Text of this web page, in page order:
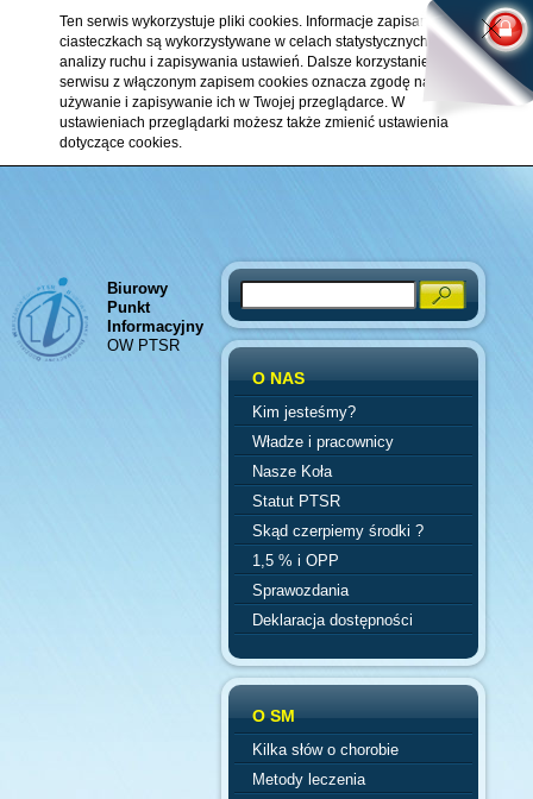
Ten serwis wykorzystuje pliki cookies. Informacje zapisane w
ciasteczkach są wykorzystywane w celach statystycznych,
analizy ruchu i zapisywania ustawień. Dalsze korzystanie z
serwisu z włączonym zapisem cookies oznacza zgodę na ich
używanie i zapisywanie ich w Twojej przeglądarce. W
ustawieniach przeglądarki możesz także zmienić ustawienia
dotyczące cookies.
Biurowy
Punkt
Informacyjny
OW PTSR
Search
O NAS
Kim jesteśmy?
Władze i pracownicy
Nasze Koła
Statut PTSR
Skąd czerpiemy środki ?
1,5 % i OPP
Sprawozdania
Deklaracja dostępności
O SM
Kilka słów o chorobie
Metody leczenia